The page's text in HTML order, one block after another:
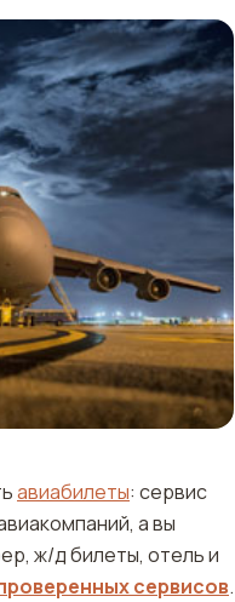
авиабилеты: сервис
а вы
ж/д билеты, отель и
сервисов.